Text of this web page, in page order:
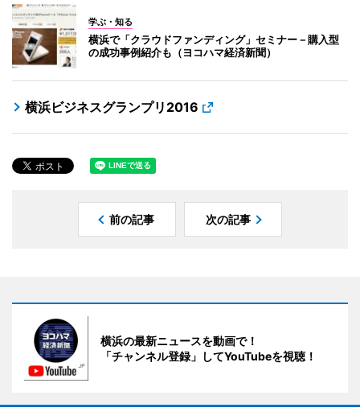
学ぶ・知る
横浜で「クラウドファンディング」セミナー－購入型
の成功事例紹介も（ヨコハマ経済新聞）
横浜ビジネスグランプリ2016
前の記事 次の記事
横浜の最新ニュースを動画で！
「チャンネル登録」してYouTubeを視聴！